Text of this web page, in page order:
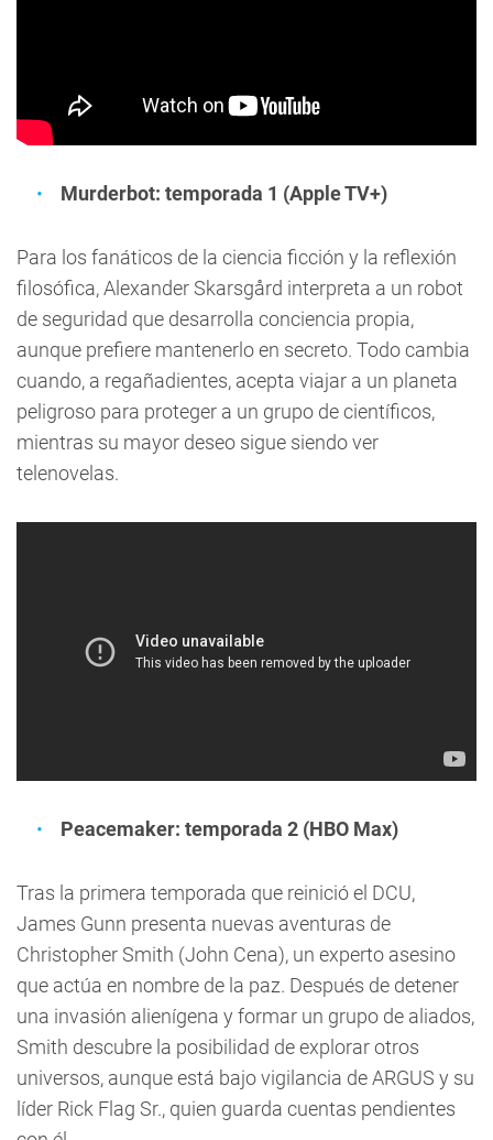
Murderbot: temporada 1 (Apple TV+)
Para los fanáticos de la ciencia ficción y la reflexión
filosófica, Alexander Skarsgård interpreta a un robot
de seguridad que desarrolla conciencia propia,
aunque prefiere mantenerlo en secreto. Todo cambia
cuando, a regañadientes, acepta viajar a un planeta
peligroso para proteger a un grupo de científicos,
mientras su mayor deseo sigue siendo ver
telenovelas.
Peacemaker: temporada 2 (HBO Max)
Tras la primera temporada que reinició el DCU,
James Gunn presenta nuevas aventuras de
Christopher Smith (John Cena), un experto asesino
que actúa en nombre de la paz. Después de detener
una invasión alienígena y formar un grupo de aliados,
Smith descubre la posibilidad de explorar otros
universos, aunque está bajo vigilancia de ARGUS y su
líder Rick Flag Sr., quien guarda cuentas pendientes